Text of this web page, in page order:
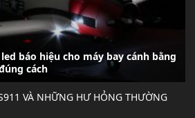
báo hiệu cho máy bay cánh bằng
cách
VÀ NHỮNG HƯ HỎNG THƯỜNG